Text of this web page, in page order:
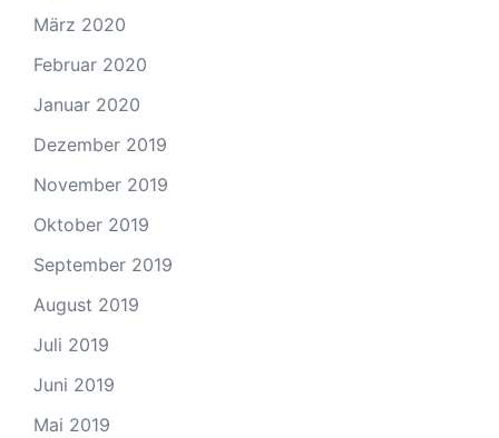
März 2020
Februar 2020
Januar 2020
Dezember 2019
November 2019
Oktober 2019
September 2019
August 2019
Juli 2019
Juni 2019
Mai 2019